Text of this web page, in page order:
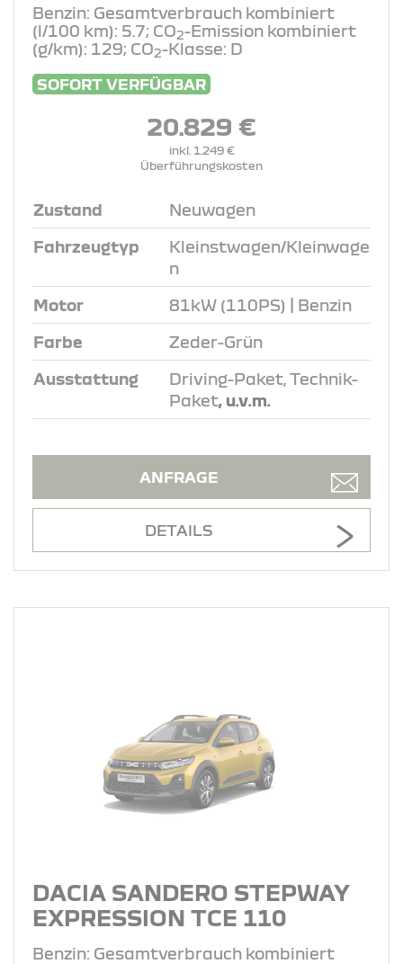
Benzin: Gesamtverbrauch kombiniert
(l/100 km): 5.7; CO2-Emission kombiniert
(g/km): 129; CO2-Klasse: D
SOFORT VERFÜGBAR
20.829 €
inkl. 1.249 €
Überführungskosten
Zustand Neuwagen
Fahrzeugtyp
Kleinstwagen/Kleinwage
n
Motor 81kW (110PS) | Benzin
Farbe Zeder-Grün
Ausstattung
Driving-Paket, Technik-
Paket, u.v.m.
ANFRAGE
DETAILS
DACIA SANDERO STEPWAY
EXPRESSION TCE 110
Benzin: Gesamtverbrauch kombiniert